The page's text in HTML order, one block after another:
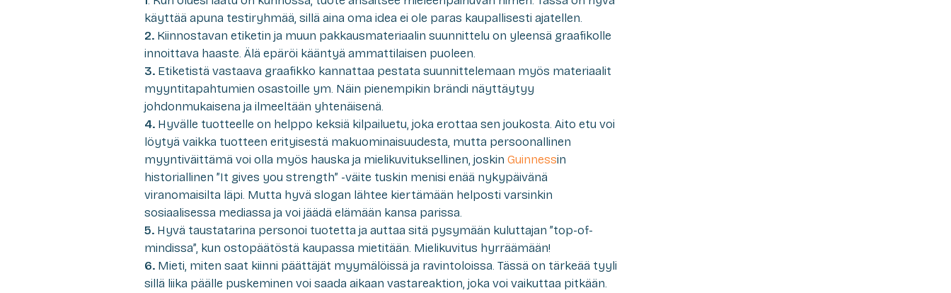
käyttää apuna testiryhmää, sillä aina oma idea ei ole paras kaupallisesti ajatellen.
2. Kiinnostavan etiketin ja muun pakkausmateriaalin suunnittelu on yleensä graafikolle
innoittava haaste. Älä epäröi kääntyä ammattilaisen puoleen.
3. Etiketistä vastaava graafikko kannattaa pestata suunnittelemaan myös materiaalit
myyntitapahtumien osastoille ym. Näin pienempikin brändi näyttäytyy
johdonmukaisena ja ilmeeltään yhtenäisenä.
4. Hyvälle tuotteelle on helppo keksiä kilpailuetu, joka erottaa sen joukosta. Aito etu voi
löytyä vaikka tuotteen erityisestä makuominaisuudesta, mutta persoonallinen
myyntiväittämä voi olla myös hauska ja mielikuvituksellinen, joskin Guinnessin
historiallinen ”It gives you strength” -väite tuskin menisi enää nykypäivänä
viranomaisilta läpi. Mutta hyvä slogan lähtee kiertämään helposti varsinkin
sosiaalisessa mediassa ja voi jäädä elämään kansa parissa.
5. Hyvä taustatarina personoi tuotetta ja auttaa sitä pysymään kuluttajan ”top-of-
mindissa”, kun ostopäätöstä kaupassa mietitään. Mielikuvitus hyrräämään!
6. Mieti, miten saat kiinni päättäjät myymälöissä ja ravintoloissa. Tässä on tärkeää tyyli
sillä liika päälle puskeminen voi saada aikaan vastareaktion, joka voi vaikuttaa pitkään.